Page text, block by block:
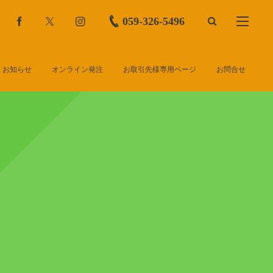
059-326-5496
お知らせ オンライン発注 お取引先様専用ページ お問合せ